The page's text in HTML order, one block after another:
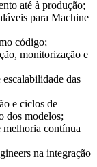
até à produção;
para Machine
código;
monitorização e
das
e ciclos de
dos modelos;
contínua
na integração